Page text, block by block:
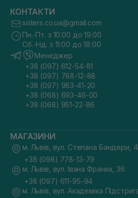
КОНТАКТИ
sisters.co.ua@gmail.com
Пн.-Пт. з 10:00 до 19:00
Сб.-Нд. з 11:00 до 18:00
Менеджер
+38 (097) 612-54-81
+38 (097) 788-12-88
+38 (097) 983-41-20
+38 (068) 693-46-00
+38 (068) 951-22-86
МАГАЗИНИ
м. Львів, вул. Степана Бандери,
+38 (098) 778-13-79
м. Львів, вул. Івана Франка, 36
+38 (097) 611-95-94
м. Львів, вул. Академіка